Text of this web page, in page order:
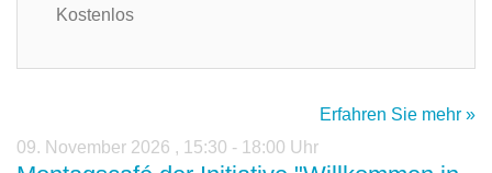
Kostenlos
Erfahren Sie mehr »
09. November 2026 , 15:30 - 18:00 Uhr